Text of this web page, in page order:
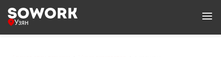
Узян